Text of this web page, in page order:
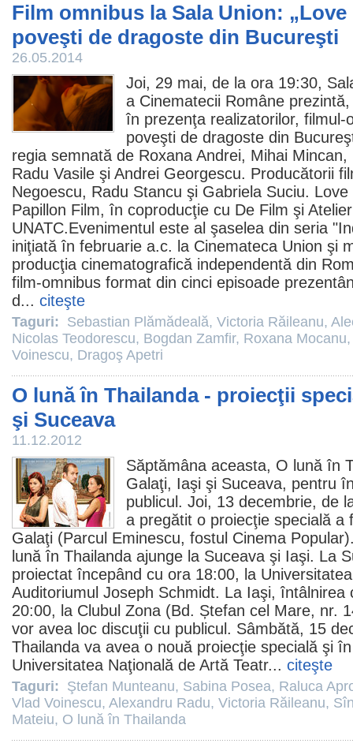
Film omnibus la Sala Union:
poveşti de dragoste din Bucureşti
26.05.2014
Joi, 29 mai, de la ora 19:30,
a Cinematecii Române
în prezenţa realizatorilor, filmul -
poveşti de dragoste din
regia semnată de Roxana Andrei, Mihai Mincan,
Radu Vasile şi Andrei Georgescu. Producătorii
Negoescu, Radu Stancu şi Gabriela Suciu. Love
Papillon Film, în coproducţie cu De Film şi
UNATC.Evenimentul este al şaselea din seria
iniţiată în februarie a.c. la Cinemateca Union şi
producţia cinematografică independentă din
film-omnibus format din cinci episoade
d... citeşte
Taguri: Sebastian Plămădeală, Victoria Răileanu,
Nicolas Teodorescu, Bogdan Zamfir, Roxana Mocanu
Voinescu, Dragoş Apetri
O lună în Thailanda - proiecţii
şi Suceava
11.12.2012
Săptămâna aceasta, O lună în
Galaţi, Iaşi şi Suceava, pentru
publicul. Joi, 13 decembrie, de
a pregătit o proiecţie specială a
Galaţi (Parcul Eminescu, fostul Cinema
lună în Thailanda ajunge la Suceava şi Iaşi. La
proiectat începând cu ora 18:00, la
Auditoriumul Joseph Schmidt. La Iaşi, întâlnirea
20:00, la Clubul Zona (Bd. Ștefan cel Mare, nr.
vor avea loc discuţii cu publicul. Sâmbătă, 15
Thailanda va avea o nouă proiecţie specială şi
Universitatea Naţională de Artă Teatr... citeşte
Taguri: Ştefan Munteanu, Sabina Posea, Raluca
Vlad Voinescu, Alexandru Radu, Victoria Răileanu,
Mateiu, O lună în Thailanda